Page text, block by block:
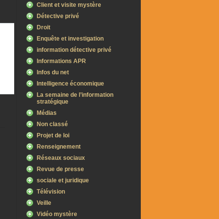
Client et visite mystère
Détective privé
Droit
Enquête et investigation
information détective privé
Informations APR
Infos du net
Intelligence économique
La semaine de l’information
stratégique
Médias
Non classé
Projet de loi
Renseignement
Réseaux sociaux
Revue de presse
sociale et juridique
Télévision
Veille
Vidéo mystère